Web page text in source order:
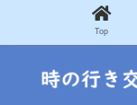
Top